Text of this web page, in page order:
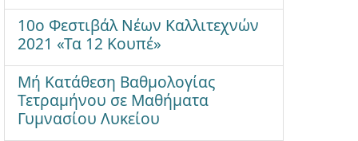
10ο Φεστιβάλ Νέων Καλλιτεχνών
2021 «Τα 12 Κουπέ»
Μή Κατάθεση Βαθμολογίας
Τετραμήνου σε Μαθήματα
Γυμνασίου Λυκείου